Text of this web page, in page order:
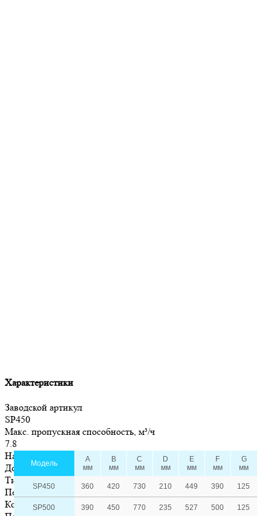
Модель
A
мм
B
мм
C
мм
D
мм
E
мм
F
мм
G
мм
SP450 360 420 730 210 449 390 125
SP500 390 450 770 235 527 500 125
Характеристики
Заводской артикул
SP450
Макс. пропускная способность, м³/ч
7.8
Назначение
Домашние бассейны
Тип фильтра
Песочный
Корпус фильтра